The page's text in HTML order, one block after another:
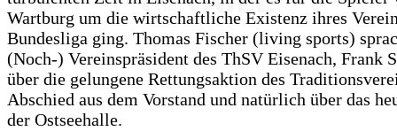
Wartburg um die wirtschaftliche Existenz ihres
Bundesliga ging. Thomas Fischer (living sports)
(Noch-) Vereinspräsident des ThSV Eisenach, Frank
über die gelungene Rettungsaktion des
Abschied aus dem Vorstand und natürlich über das
der Ostseehalle.